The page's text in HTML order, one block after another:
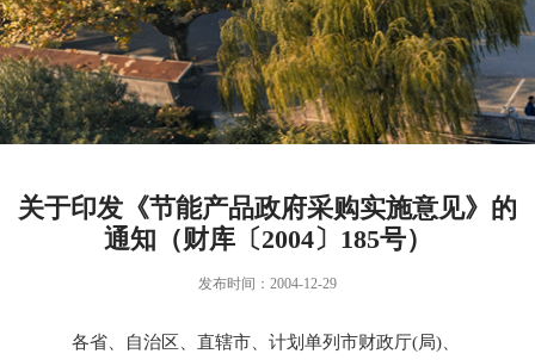
关于印发《节能产品政府采购实施意见》的
通知（财库〔2004〕185号）
发布时间：2004-12-29
各省、自治区、直辖市、计划单列市财政厅(局)、